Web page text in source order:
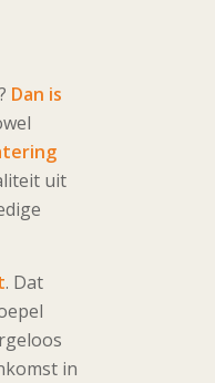
Dan is
uit
. Dat
in